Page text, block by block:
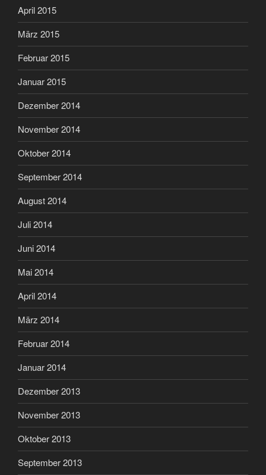
April 2015
März 2015
Februar 2015
Januar 2015
Dezember 2014
November 2014
Oktober 2014
September 2014
August 2014
Juli 2014
Juni 2014
Mai 2014
April 2014
März 2014
Februar 2014
Januar 2014
Dezember 2013
November 2013
Oktober 2013
September 2013